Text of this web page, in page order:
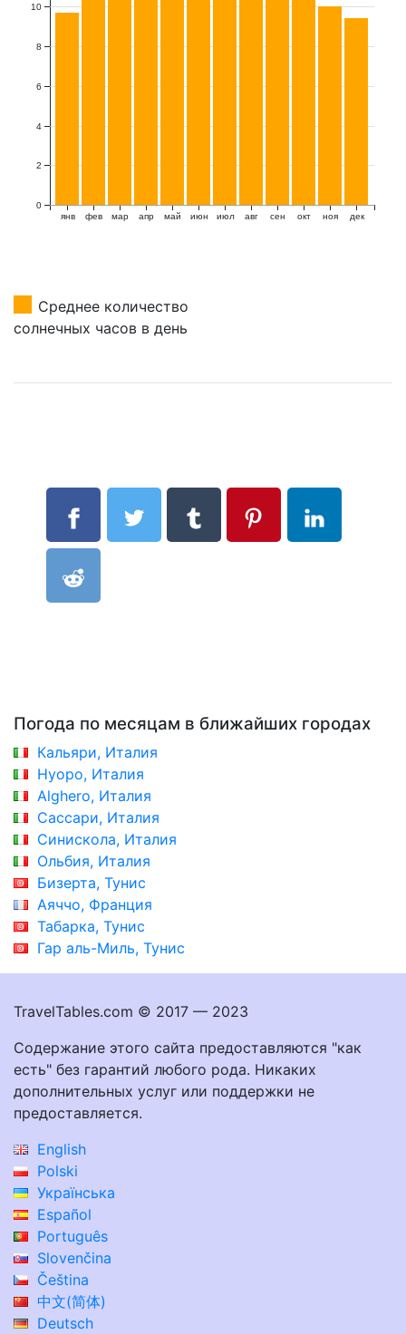
янв фев мар апр май июн июл авг сен окт ноя дек
0
2
4
6
8
10
Среднее количество
солнечных часов в день
Погода по месяцам в ближайших городах
Кальяри, Италия
Нуоро, Италия
Alghero, Италия
Сассари, Италия
Синискола, Италия
Ольбия, Италия
Бизерта, Тунис
Аяччо, Франция
Табарка, Тунис
Гар аль-Миль, Тунис
TravelTables.com © 2017 — 2023
Содержание этого сайта предоставляются "как
есть" без гарантий любого рода. Никаких
дополнительных услуг или поддержки не
предоставляется.
English
Polski
Українська
Español
Português
Slovenčina
Čeština
中文(简体)
Deutsch